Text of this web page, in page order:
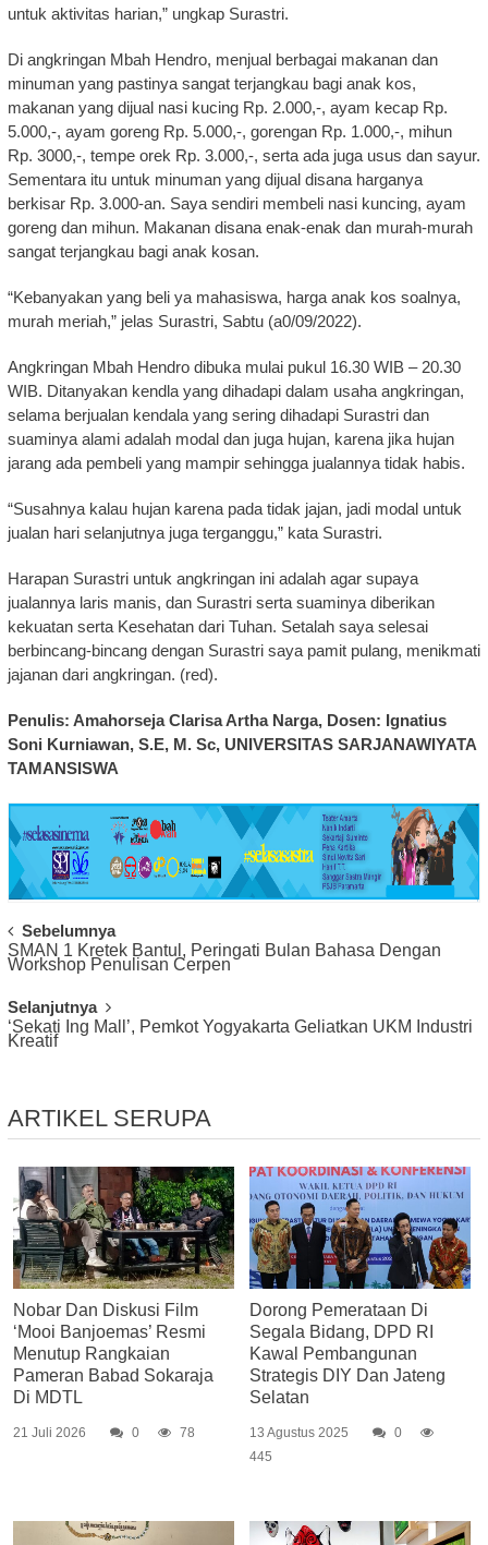
untuk aktivitas harian,” ungkap Surastri.
Di angkringan Mbah Hendro, menjual berbagai makanan dan
minuman yang pastinya sangat terjangkau bagi anak kos,
makanan yang dijual nasi kucing Rp. 2.000,-, ayam kecap Rp.
5.000,-, ayam goreng Rp. 5.000,-, gorengan Rp. 1.000,-, mihun
Rp. 3000,-, tempe orek Rp. 3.000,-, serta ada juga usus dan sayur.
Sementara itu untuk minuman yang dijual disana harganya
berkisar Rp. 3.000-an. Saya sendiri membeli nasi kuncing, ayam
goreng dan mihun. Makanan disana enak-enak dan murah-murah
sangat terjangkau bagi anak kosan.
“Kebanyakan yang beli ya mahasiswa, harga anak kos soalnya,
murah meriah,” jelas Surastri, Sabtu (a0/09/2022).
Angkringan Mbah Hendro dibuka mulai pukul 16.30 WIB – 20.30
WIB. Ditanyakan kendla yang dihadapi dalam usaha angkringan,
selama berjualan kendala yang sering dihadapi Surastri dan
suaminya alami adalah modal dan juga hujan, karena jika hujan
jarang ada pembeli yang mampir sehingga jualannya tidak habis.
“Susahnya kalau hujan karena pada tidak jajan, jadi modal untuk
jualan hari selanjutnya juga terganggu,” kata Surastri.
Harapan Surastri untuk angkringan ini adalah agar supaya
jualannya laris manis, dan Surastri serta suaminya diberikan
kekuatan serta Kesehatan dari Tuhan. Setalah saya selesai
berbincang-bincang dengan Surastri saya pamit pulang, menikmati
jajanan dari angkringan. (red).
Penulis: Amahorseja Clarisa Artha Narga, Dosen: Ignatius
Soni Kurniawan, S.E, M. Sc, UNIVERSITAS SARJANAWIYATA
TAMANSISWA
Post
Navigation
Sebelumnya
SMAN 1 Kretek Bantul, Peringati Bulan Bahasa Dengan
Workshop Penulisan Cerpen
Selanjutnya
‘Sekati Ing Mall’, Pemkot Yogyakarta Geliatkan UKM Industri
Kreatif
ARTIKEL SERUPA
Nobar Dan Diskusi Film
‘Mooi Banjoemas’ Resmi
Menutup Rangkaian
Pameran Babad Sokaraja
Di MDTL
21 Juli 2026 0 78
Dorong Pemerataan Di
Segala Bidang, DPD RI
Kawal Pembangunan
Strategis DIY Dan Jateng
Selatan
13 Agustus 2025
0
445